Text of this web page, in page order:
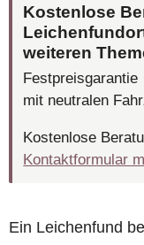
Kostenlose
weiteren
Festpreisgarantie
mit neutralen
Kostenlose
Kontaktformular
Ein Leichenfund